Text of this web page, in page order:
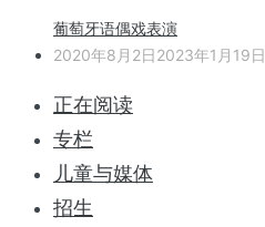
葡萄牙语偶戏表演
2020年8月2日2023年1月19日
正在阅读
专栏
儿童与媒体
招生